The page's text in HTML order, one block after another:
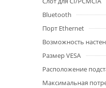
Bluetooth
Порт Ethernet
Возможность
Размер VESA
Расположение
Максимальная